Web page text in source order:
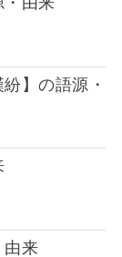
】の語源・
由来